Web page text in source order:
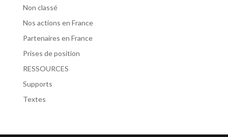
Non classé
Nos actions en France
Partenaires en France
Prises de position
RESSOURCES
Supports
Textes